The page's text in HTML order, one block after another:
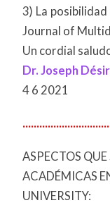
3) La
Journal of
Un cordial
Dr. Joseph
4 6 2021
ASPECTOS
ACADÉMICAS
UNIVERSITY: